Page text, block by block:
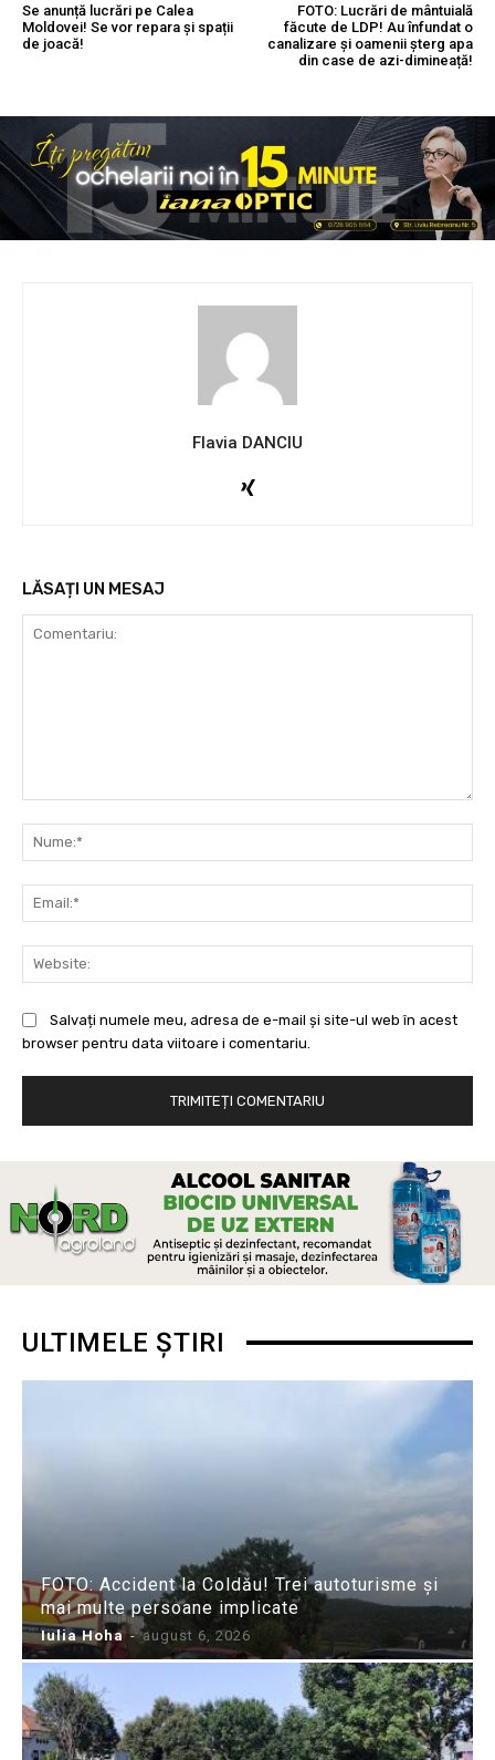
Se anunță lucrări pe Calea
Moldovei! Se vor repara și spații
de joacă!
FOTO: Lucrări de mântuială
făcute de LDP! Au înfundat o
canalizare și oamenii șterg apa
din case de azi-dimineață!
Flavia DANCIU
LĂSAȚI UN MESAJ
Salvați numele meu, adresa de e-mail și site-ul web în acest
browser pentru data viitoare i comentariu.
ULTIMELE ȘTIRI
FOTO: Accident la Coldău! Trei autoturisme și
mai multe persoane implicate
Iulia Hoha - august 6, 2026